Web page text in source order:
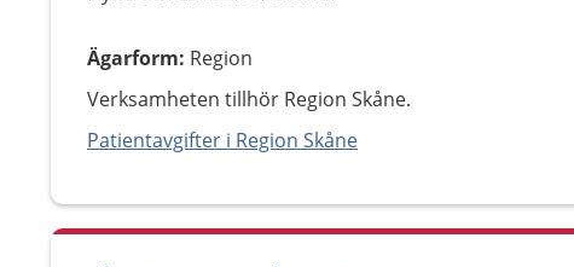
Ägarform: Region
Verksamheten tillhör Region Skåne.
Patientavgifter i Region Skåne